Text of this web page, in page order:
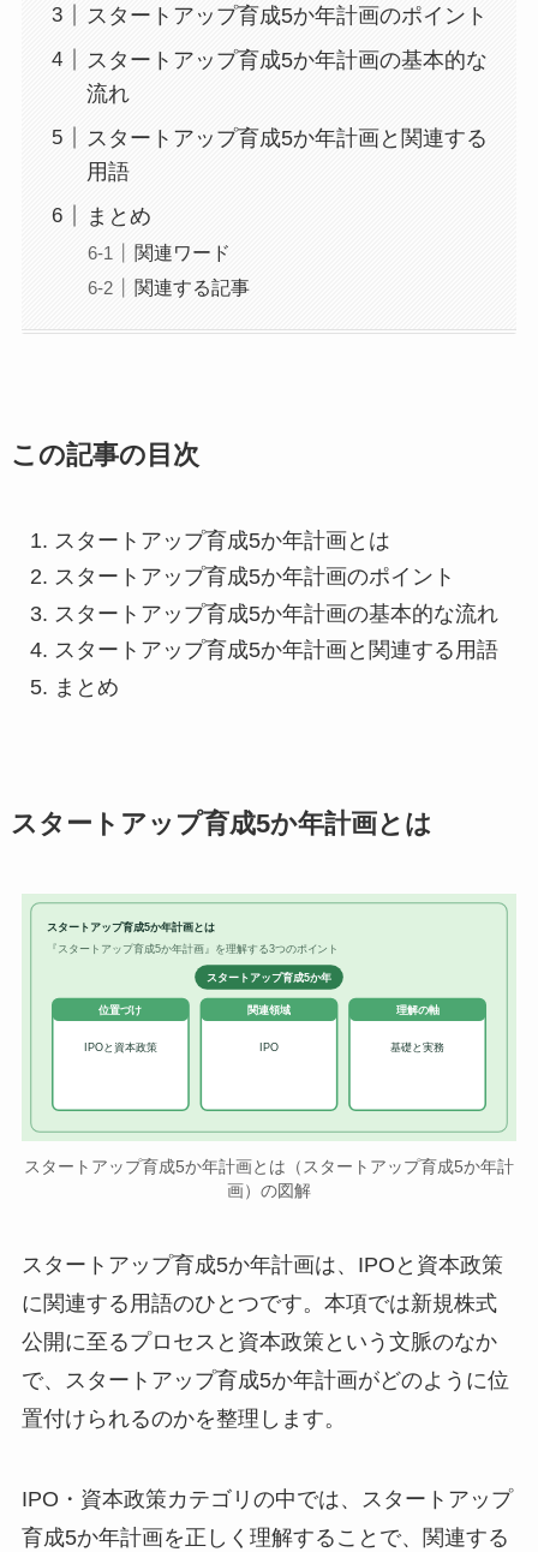
スタートアップ育成5か年計画のポイント
スタートアップ育成5か年計画の基本的な
流れ
スタートアップ育成5か年計画と関連する
用語
まとめ
関連ワード
関連する記事
この記事の目次
スタートアップ育成5か年計画とは
スタートアップ育成5か年計画のポイント
スタートアップ育成5か年計画の基本的な流れ
スタートアップ育成5か年計画と関連する用語
まとめ
スタートアップ育成5か年計画とは
スタートアップ育成5か年計画とは
『スタートアップ育成5か年計画』を理解する3つのポイント
スタートアップ育成5か年
位置づけ
IPOと資本政策
関連領域
IPO
理解の軸
基礎と実務
スタートアップ育成5か年計画とは（スタートアップ育成5か年計
画）の図解
スタートアップ育成5か年計画は、IPOと資本政策
に関連する用語のひとつです。本項では新規株式
公開に至るプロセスと資本政策という文脈のなか
で、スタートアップ育成5か年計画がどのように位
置付けられるのかを整理します。
IPO・資本政策カテゴリの中では、スタートアップ
育成5か年計画を正しく理解することで、関連する